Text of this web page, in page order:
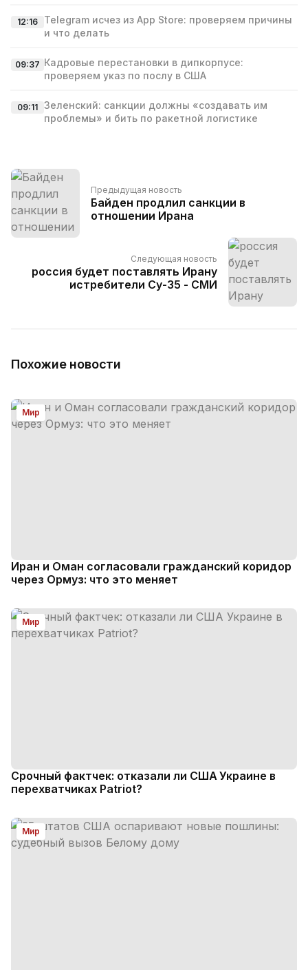
12:16
Telegram исчез из App Store: проверяем причины
и что делать
09:37 Кадровые перестановки в дипкорпусе:
проверяем указ по послу в США
09:11 Зеленский: санкции должны «создавать им
проблемы» и бить по ракетной логистике
Предыдущая новость
Байден продлил санкции в
отношении Ирана
Следующая новость
россия будет поставлять Ирану
истребители Су-35 - СМИ
Похожие новости
Мир
Иран и Оман согласовали гражданский коридор
через Ормуз: что это меняет
Мир
Срочный фактчек: отказали ли США Украине в
перехватчиках Patriot?
Мир